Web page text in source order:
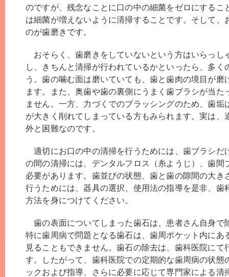
のですが、残念なことに口の中の細菌をゼロにするこ
は細菌が増えないように清掃することです。そして、
のが歯磨きです。
おそらく、歯磨きをしていないという方はいらっし
し、きちんと清掃が行われているかといったら、多く
う。歯の噛む面は磨いていても、歯と歯肉の境目が磨
ます。また、奥歯や歯の裏側にうまく歯ブラシが当た
ません。一方、力づくでのブラッシングのため、歯垢
が大きく削れてしまっている方もみられます。実は、
外と困難なのです。
適切にお口の中の清掃を行うためには、歯ブラシだ
の間の清掃には、デンタルフロス（糸ようじ）、歯間
必要があります。歯並びの状態、歯と歯の隙間の大き
行うためには、器具の選択、使用法の指導を是非、歯
方法を身につけてください。
歯の表面についてしまった歯石は、患者さん自身で
特に歯周病で問題となる歯石は、歯周ポケット内にあ
見ることもできません。歯石の除去は、歯科医院にて
す。したがって、歯科医院での定期的な歯周病の状態
ックおよび指導、さらに必要に応じて専門家による清